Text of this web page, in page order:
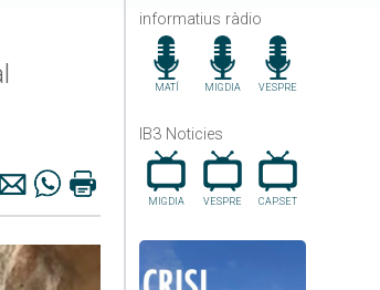
informatius ràdio
MATÍ MIGDIA VESPRE
IB3 Noticies
MIGDIA VESPRE CAP.SET